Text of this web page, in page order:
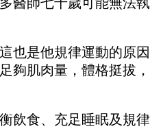
也是他規律運動的原
夠肌肉量，體格挺拔
飲食、充足睡眠及規